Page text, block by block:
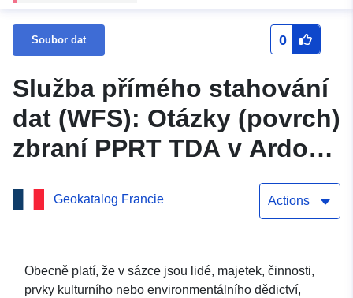
Soubor dat 0
Služba přímého stahování
dat (WFS): Otázky (povrch)
zbraní PPRT TDA v Ardonu
a La Ferté Saint Aubin
Geokatalog Francie Actions
Obecně platí, že v sázce jsou lidé, majetek, činnosti,
prvky kulturního nebo environmentálního dědictví,